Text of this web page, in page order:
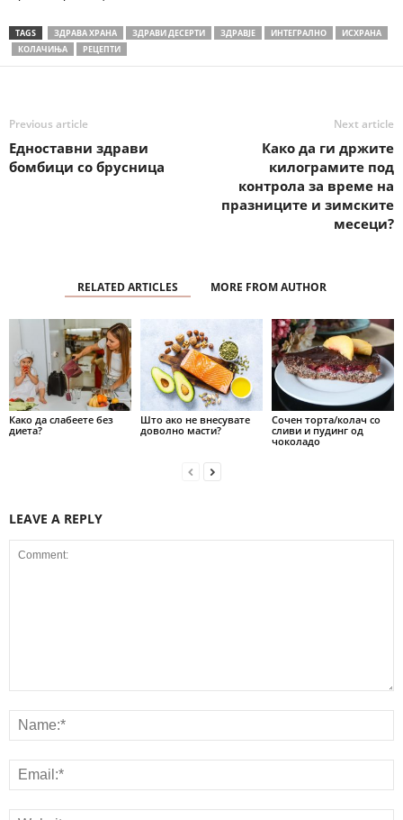
TAGS ЗДРАВА ХРАНА ЗДРАВИ ДЕСЕРТИ ЗДРАВЈЕ ИНТЕГРАЛНО
ИСХРАНА
КОЛАЧИЊА
РЕЦЕПТИ
Previous article
Едноставни здрави
бомбици со брусница
Next article
Како да ги држите
килограмите под
контрола за време на
празниците и зимските
месеци?
RELATED ARTICLES MORE FROM AUTHOR
Како да слабеете без
диета?
Што ако не внесувате
доволно масти?
Сочен торта/колач со
сливи и пудинг од
чоколадо
LEAVE A REPLY